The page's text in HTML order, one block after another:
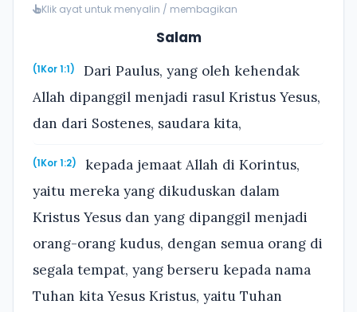
Klik ayat untuk menyalin / membagikan
Salam
(1Kor 1:1)
Dari Paulus, yang oleh kehendak
Allah dipanggil menjadi rasul Kristus Yesus,
dan dari Sostenes, saudara kita,
(1Kor 1:2)
kepada jemaat Allah di Korintus,
yaitu mereka yang dikuduskan dalam
Kristus Yesus dan yang dipanggil menjadi
orang-orang kudus, dengan semua orang di
segala tempat, yang berseru kepada nama
Tuhan kita Yesus Kristus, yaitu Tuhan